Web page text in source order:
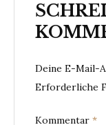
Deine E-Mail-
Erforderliche
Kommentar *